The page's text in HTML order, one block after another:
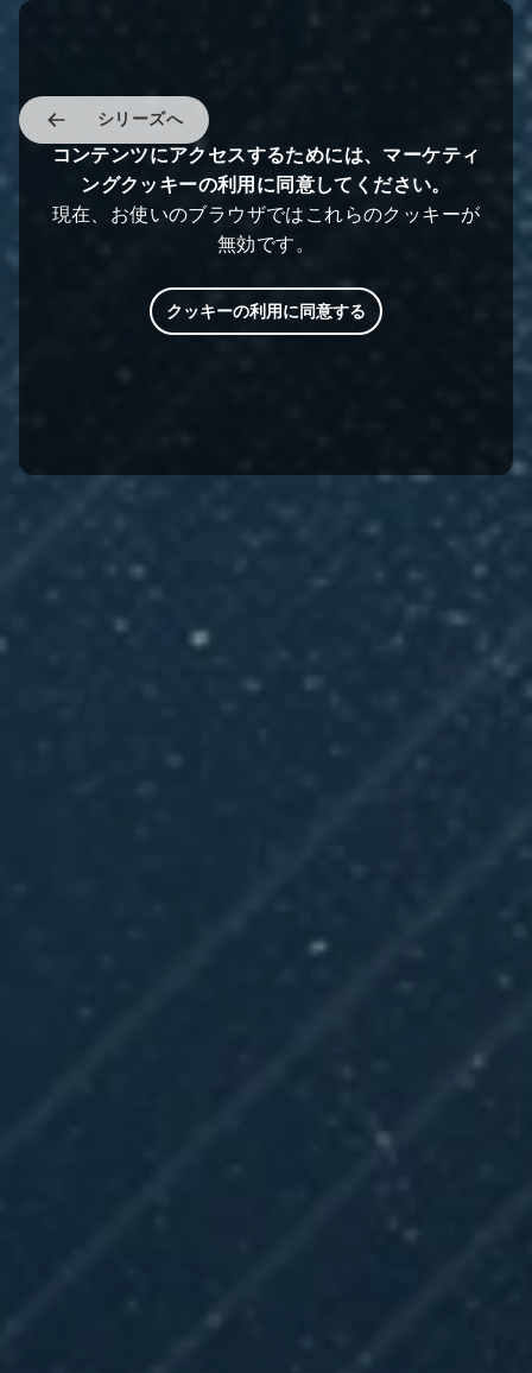
シリーズへ
コンテンツにアクセスするためには、マーケティ
ングクッキーの利用に同意してください。
現在、お使いのブラウザではこれらのクッキーが
無効です。
クッキーの利用に同意する